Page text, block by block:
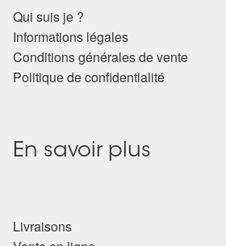
Qui suis je ?
Informations légales
Conditions générales de vente
Politique de confidentialité
En savoir plus
Livraisons